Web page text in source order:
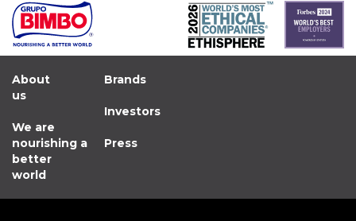
About
us
We are
nourishing a
better
world
Brands
Investors
Press